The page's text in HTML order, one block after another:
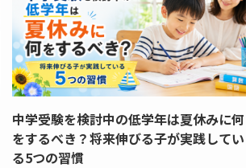
中学受験を検討中の低学年は夏休みに何
をするべき？将来伸びる子が実践してい
る5つの習慣